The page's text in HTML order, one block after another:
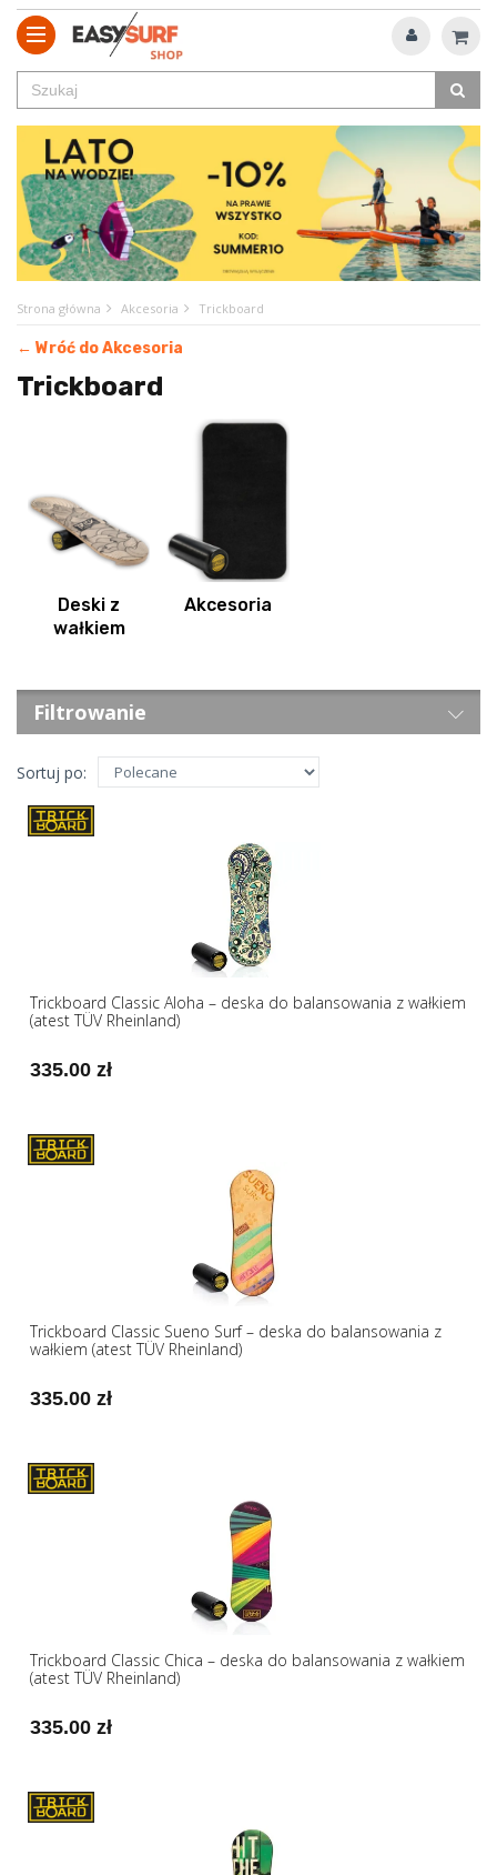
Strona główna Akcesoria Trickboard
← Wróć do Akcesoria
Trickboard
Deski z
wałkiem
Akcesoria
Filtrowanie
Sortuj po:
Trickboard Classic Aloha – deska do balansowania z wałkiem
(atest TÜV Rheinland)
335.00 zł
Trickboard Classic Sueno Surf – deska do balansowania z
wałkiem (atest TÜV Rheinland)
335.00 zł
Trickboard Classic Chica – deska do balansowania z wałkiem
(atest TÜV Rheinland)
335.00 zł